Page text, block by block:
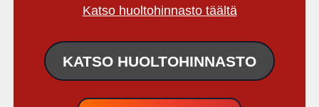
Katso huoltohinnasto täältä
KATSO HUOLTOHINNASTO